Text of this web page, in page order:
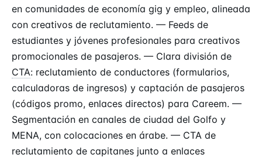
en comunidades de economía gig y empleo, alineada
con creativos de reclutamiento. — Feeds de
estudiantes y jóvenes profesionales para creativos
promocionales de pasajeros. — Clara división de
CTA: reclutamiento de conductores (formularios,
calculadoras de ingresos) y captación de pasajeros
(códigos promo, enlaces directos) para Careem. —
Segmentación en canales de ciudad del Golfo y
MENA, con colocaciones en árabe. — CTA de
reclutamiento de capitanes junto a enlaces